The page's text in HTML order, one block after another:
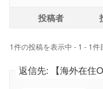
投稿者
1件の投稿を表示中 - 1 - 1件
返信先: 【海外在住